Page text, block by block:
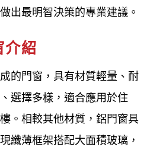
，並強調「珍惜客戶的
好每一次工作」，贏得
出最明智決策的專業建議。
介紹
的門窗，具有材質輕量、耐
選擇多樣，適合應用於住
。相較其他材質，鋁門窗具
纖薄框架搭配大面積玻璃，